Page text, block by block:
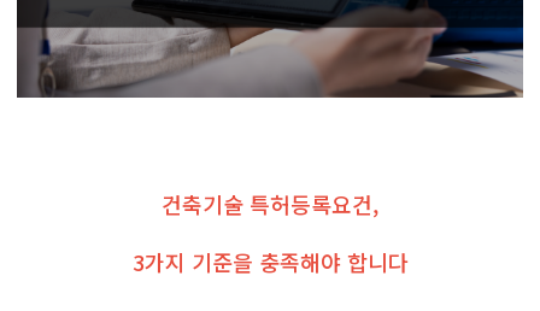
건축기술 특허등록요건,
3가지 기준을 충족해야 합니다